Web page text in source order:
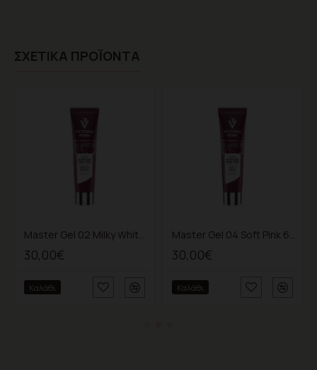
ΣΧΕΤΙΚΆ ΠΡΟΪΌΝΤΑ
Master Gel 02 Milky White 60gr
30,00€
Καλάθι
Master Gel 04 Soft Pink 60gr
30,00€
Καλάθι